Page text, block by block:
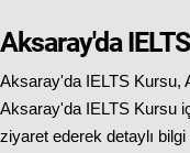
Aksaray'da
Aksaray'da IELTS Kursu,
Aksaray'da IELTS Kursu
ziyaret ederek detaylı